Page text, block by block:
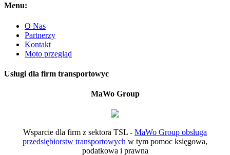
Menu:
O Nas
Partnerzy
Kontakt
Moto przegląd
Usługi dla firm transportowyc
MaWo Group
Wsparcie dla firm z sektora TSL - MaWo Group obsługa
przedsiębiorstw transportowych w tym pomoc księgowa,
podatkowa i prawna